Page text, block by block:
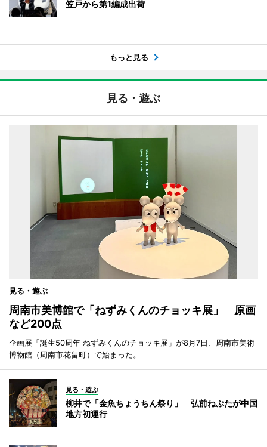
笠戸から第1編成出荷
もっと見る
見る・遊ぶ
見る・遊ぶ
周南市美博館で「ねずみくんのチョッキ展」 原画
など200点
企画展「誕生50周年 ねずみくんのチョッキ展」が8月7日、周南市美術
博物館（周南市花畠町）で始まった。
見る・遊ぶ
柳井で「金魚ちょうちん祭り」 弘前ねぷたが中国
地方初運行